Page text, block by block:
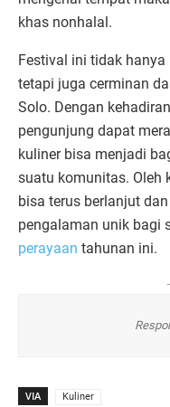
khas nonhalal.
Festival ini tidak
tetapi juga cerminan
Solo. Dengan
pengunjung dapat
kuliner bisa menjadi
suatu komunitas. Oleh
bisa terus berlanjut
pengalaman unik bagi
perayaan tahunan ini.
VIA Kuliner